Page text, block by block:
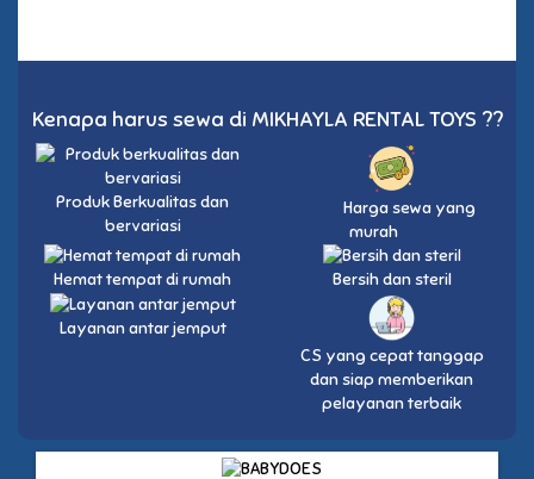
Kenapa harus sewa di MIKHAYLA RENTAL TOYS ??
Produk Berkualitas dan
bervariasi
Harga sewa yang
murah
Hemat tempat di rumah Bersih dan steril
Layanan antar jemput
CS yang cepat tanggap
dan siap memberikan
pelayanan terbaik